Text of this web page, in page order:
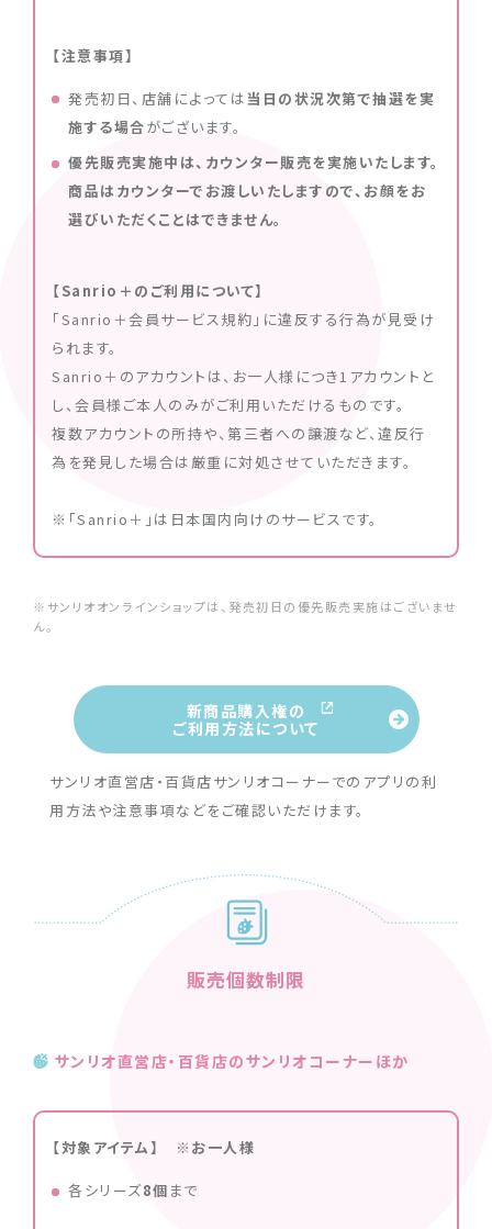
【注意事項】
発売初日、店舗によっては当日の状況次第で抽選を実
施する場合がございます。
優先販売実施中は、カウンター販売を実施いたします。
商品はカウンターでお渡しいたしますので、お顔をお
選びいただくことはできません。
【Sanrio＋のご利用について】
「Sanrio＋会員サービス規約」に違反する行為が見受け
られます。
Sanrio＋のアカウントは、お一人様につき1アカウントと
し、会員様ご本人のみがご利用いただけるものです。
複数アカウントの所持や、第三者への譲渡など、違反行
為を発見した場合は厳重に対処させていただきます。
※「Sanrio＋」は日本国内向けのサービスです。
※サンリオオンラインショップは、発売初日の優先販売実施はございませ
ん。
新商品購入権の
ご利用方法について
サンリオ直営店・百貨店サンリオコーナーでのアプリの利
用方法や注意事項などをご確認いただけます。
販売個数制限
サンリオ直営店・百貨店のサンリオコーナーほか
【対象アイテム】 ※お一人様
各シリーズ8個 まで